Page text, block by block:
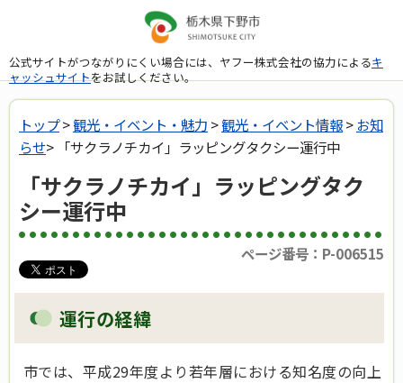
公式サイトがつながりにくい場合には、ヤフー株式会社の協力によるキ
ャッシュサイトをお試しください。
トップ>観光・イベント・魅力 >観光・イベント情報>お知
らせ> 「サクラノチカイ」ラッピングタクシー運行中
「サクラノチカイ」ラッピングタク
シー運行中
ページ番号：P-006515
運行の経緯
市では、平成29年度より若年層における知名度の向上